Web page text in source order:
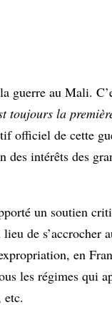
guerre au Mali.
toujours la
officiel de cette
intérêts des
un soutien
de
en
les régimes